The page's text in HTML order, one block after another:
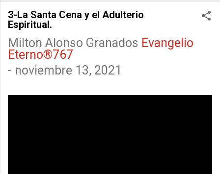
3-La Santa Cena y el Adulterio
Espiritual.
Milton Alonso Granados Evangelio
Eterno®767
- noviembre 13, 2021